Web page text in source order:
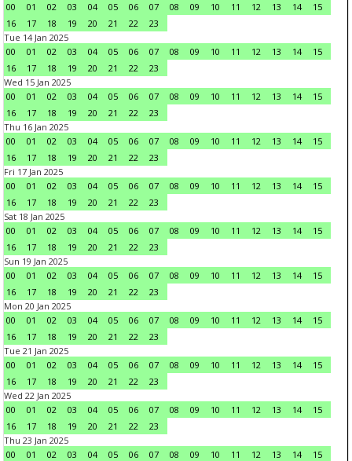
00
01 02 03 04 05 06 07 08 09 10 11 12 13 14
15
16
17 18 19 20 21 22
23
Tue 14 Jan 2025
00
01 02 03 04 05 06 07 08 09 10 11 12 13 14
15
16
17 18 19 20 21 22
23
Wed 15 Jan 2025
00
01 02 03 04 05 06 07 08 09 10 11 12 13 14
15
16
17 18 19 20 21 22
23
Thu 16 Jan 2025
00
01 02 03 04 05 06 07 08 09 10 11 12 13 14
15
16
17 18 19 20 21 22
23
Fri 17 Jan 2025
00
01 02 03 04 05 06 07 08 09 10 11 12 13 14
15
16
17 18 19 20 21 22
23
Sat 18 Jan 2025
00
01 02 03 04 05 06 07 08 09 10 11 12 13 14
15
16
17 18 19 20 21 22
23
Sun 19 Jan 2025
00
01 02 03 04 05 06 07 08 09 10 11 12 13 14
15
16
17 18 19 20 21 22
23
Mon 20 Jan 2025
00
01 02 03 04 05 06 07 08 09 10 11 12 13 14
15
16
17 18 19 20 21 22
23
Tue 21 Jan 2025
00
01 02 03 04 05 06 07 08 09 10 11 12 13 14
15
16
17 18 19 20 21 22
23
Wed 22 Jan 2025
00
01 02 03 04 05 06 07 08 09 10 11 12 13 14
15
16
17 18 19 20 21 22
23
Thu 23 Jan 2025
00
01 02 03 04 05 06 07 08 09 10 11 12 13 14
15